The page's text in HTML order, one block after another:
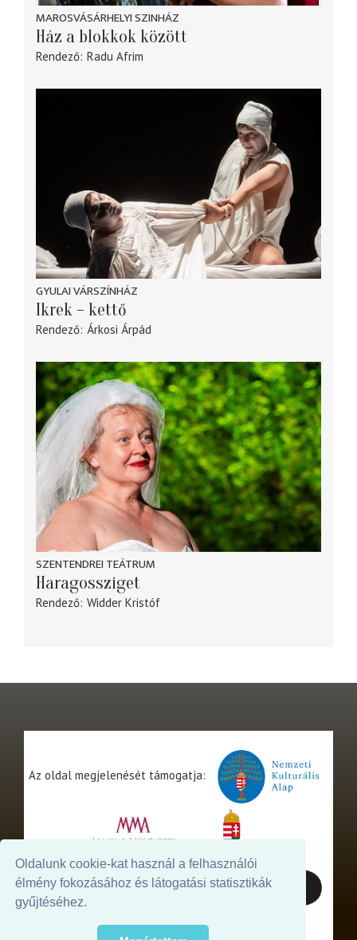
Oldalunk cookie-kat használ a felhasználói
élmény fokozásához és látogatási statisztikák
gyűjtéséhez.
MAROSVÁSÁRHELYI SZINHÁZ
Ház a blokkok között
Rendező Radu Afrim
GYULAI VÁRSZÍNHÁZ
Ikrek – kettő
Rendező Árkosi Árpád
SZENTENDREI TEÁTRUM
Haragossziget
Rendező Widder Kristóf
Az oldal megjelenését támogatja: